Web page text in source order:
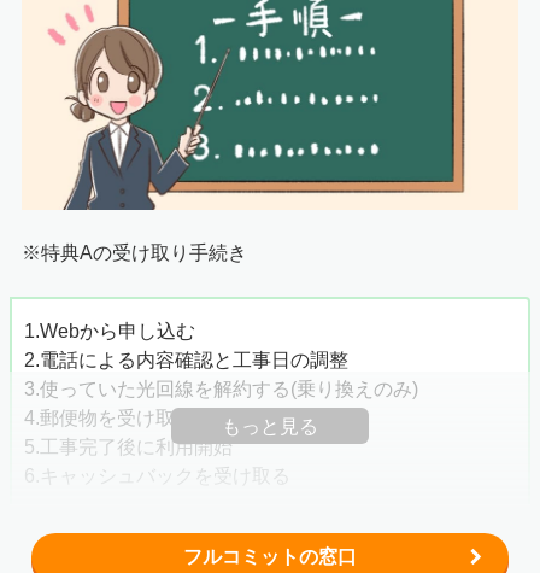
※特典Aの受け取り手続き
1.Webから申し込む
2.電話による内容確認と工事日の調整
3.使っていた光回線を解約する(乗り換えのみ)
4.郵便物を受け取る
5.工事完了後に利用開始
6.キャッシュバックを受け取る
もっと見る
フルコミットの窓口